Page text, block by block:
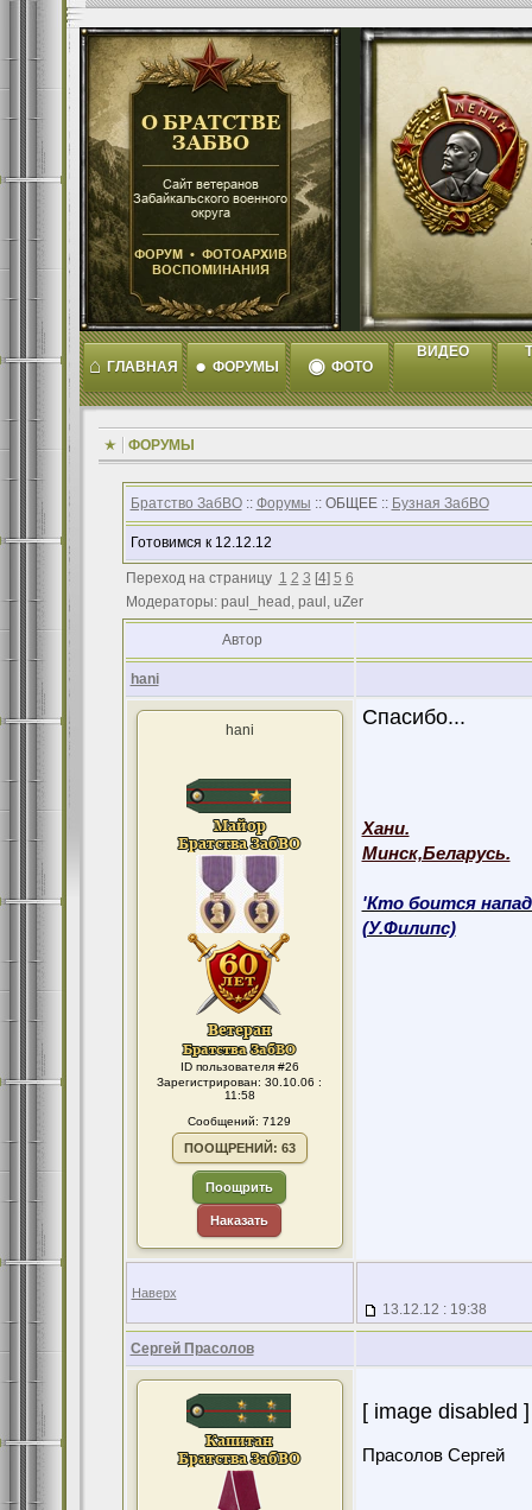
⌂ ГЛАВНАЯ ● ФОРУМЫ ◉ ФОТО
ВИДЕО
ФОРУМЫ
Братство ЗабВО:: Форумы :: ОБЩЕЕ :: Бузная ЗабВО
Готовимся к 12.12.12
Переход на страницу 1 2 3 [4] 5 6
Модераторы: paul_head, paul, uZer
Автор
hani
hani
ID пользователя #26
Зарегистрирован: 30.10.06 :
11:58
Сообщений: 7129
ПООЩРЕНИЙ: 63
Поощрить
Наказать
Спасибо...
Хани.
Минск,Беларусь.
'Кто боится
(У.Филипс)
Наверх
13.12.12 : 19:38
Сергей Прасолов
[ image disabled ]
Прасолов Сергей